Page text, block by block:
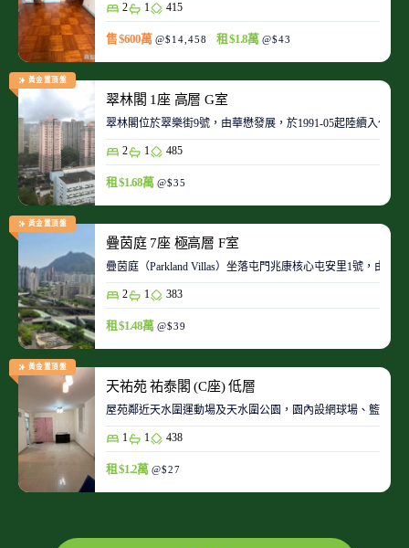
2 1 415
售 $600萬 @$14,458 租 $1.8萬 @$43
黃金置頂盤
翠林閣 1座 高層 G室
翠林閣位於翠樂街9號，由華懋發展，於1991-05起陸續入伙
2 1 485
租 $1.68萬 @$35
黃金置頂盤
疊茵庭 7座 極高層 F室
疊茵庭（Parkland Villas）坐落屯門兆康核心屯安里1號，由
2 1 383
租 $1.48萬 @$39
黃金置頂盤
天祐苑 祐泰閣 (C座) 低層
屋苑鄰近天水圍運動場及天水圍公園，園內設網球場、籃球
1 1 438
租 $1.2萬 @$27